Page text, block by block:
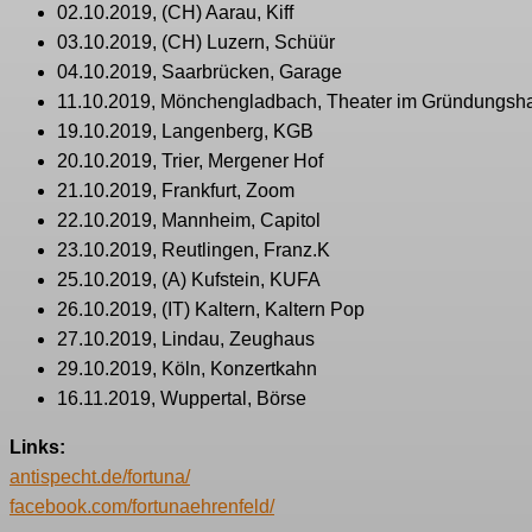
02.10.2019, (CH) Aarau, Kiff
03.10.2019, (CH) Luzern, Schüür
04.10.2019, Saarbrücken, Garage
11.10.2019, Mönchengladbach, Theater im
19.10.2019, Langenberg, KGB
20.10.2019, Trier, Mergener Hof
21.10.2019, Frankfurt, Zoom
22.10.2019, Mannheim, Capitol
23.10.2019, Reutlingen, Franz.K
25.10.2019, (A) Kufstein, KUFA
26.10.2019, (IT) Kaltern, Kaltern Pop
27.10.2019, Lindau, Zeughaus
29.10.2019, Köln, Konzertkahn
16.11.2019, Wuppertal, Börse
Links:
antispecht.de/fortuna/
facebook.com/fortunaehrenfeld/